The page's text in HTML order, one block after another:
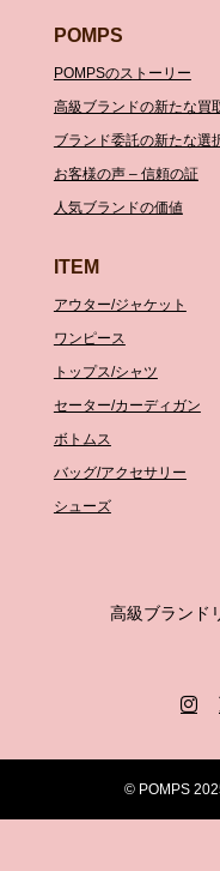
POMPS
POMPSのストーリー
高級ブランドの新たな買
ブランド委託の新たな選
お客様の声 – 信頼の証
人気ブランドの価値
ITEM
アウター/ジャケット
ワンピース
トップス/シャツ
セーター/カーディガン
ボトムス
バッグ/アクセサリー
シューズ
高級ブランド
© POMPS